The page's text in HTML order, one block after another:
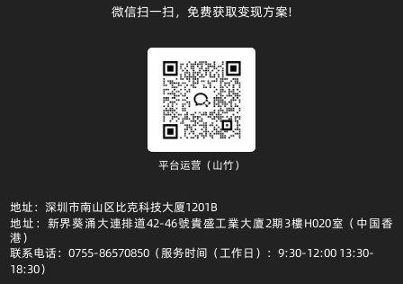
微信扫一扫，免费获取变现方案!
平台运营（山竹）
地址：深圳市南山区比克科技大厦1201B
地址：新界葵涌大連排道42-46號貴盛工業大廈2期3樓H020室（中国香
港）
联系电话：0755-86570850（服务时间（工作日）：9:30-12:00 13:30-
18:30）